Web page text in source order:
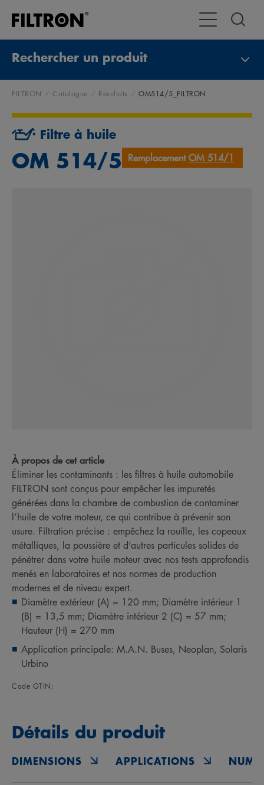
Toggle
Rechercher un produit
FILTRON Catalogue Résultats OM514/5_FILTRON
Filtre à huile
OM 514/5 RemplacementOM 514/1
À propos de cet article
Éliminer les contaminants : les filtres à huile automobile
FILTRON sont conçus pour empêcher les impuretés
générées dans la chambre de combustion de contaminer
l’huile de votre moteur, ce qui contribue à prévenir son
usure. Filtration précise : empêchez la rouille, les copeaux
métalliques, la poussière et d’autres particules solides de
pénétrer dans votre huile moteur avec nos tests approfondis
menés en laboratoires et nos normes de production
modernes et de niveau expert.
Diamètre extérieur (A) = 120 mm; Diamètre intérieur 1
(B) = 13,5 mm; Diamètre intérieur 2 (C) = 57 mm;
Hauteur (H) = 270 mm
Application principale: M.A.N. Buses, Neoplan, Solaris
Urbino
Code GTIN:
Détails du produit
DIMENSIONS APPLICATIONS